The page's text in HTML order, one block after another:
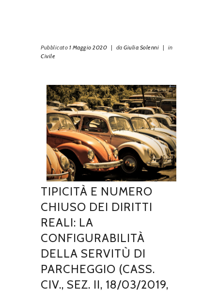
Pubblicato 1 Maggio 2020 | da Giulia Solenni | in
Civile
TIPICITÀ E NUMERO
CHIUSO DEI DIRITTI
REALI: LA
CONFIGURABILITÀ
DELLA SERVITÙ DI
PARCHEGGIO (CASS.
CIV., SEZ. II, 18/03/2019,